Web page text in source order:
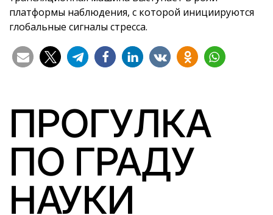
платформы наблюдения, с которой инициируются
глобальные сигналы стресса.
ПРОГУЛКА
ПО ГРАДУ
НАУКИ